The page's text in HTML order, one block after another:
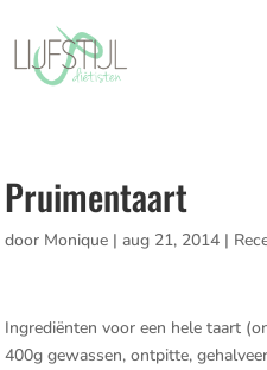
Pruimentaart
door Monique| aug 21, 2014|
Ingrediënten voor een hele taart
400g gewassen, ontpitte,